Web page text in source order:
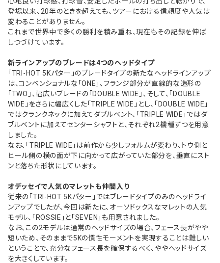
登場以来、20年のときを超えても、ツアーにおける信頼度や人気は
変わることがありません。
これまで世界中で多くの勝利を積み重ね、現在もその記録を伸ば
しつづけています。
新ラインアップのブレードは4つのヘッドタイプ
「TRI-HOT 5Kパター」のブレードタイプの新たなヘッドラインアップ
は、コンベンショナルな「ONE」、フランジ部分が直線的な造形の
「TWO」、幅広いブレードの「DOUBLE WIDE」、そして、「DOUBLE
WIDE」をさらに幅広くした「TRIPLE WIDE」とし、「DOUBLE WIDE」
ではクランクネックに加えてダブルベント、「TRIPLE WIDE」ではダ
ブルベントに加えてセンターシャフトと、それぞれ2機種ずつを用意
しました。
なお、「TRIPLE WIDE」は前作から少しフォルムが変わり、トウ側と
ヒール側の横の面が下に向かって広がっていた部分を、垂直にスト
ンと落ちた形状にしています。
オデッセイで人気のマレットも仲間入り
従来の「TRI-HOT 5Kパター」ではブレードタイプのみのヘッドライ
ンアップでしたが、今回は新たに、オーソドックスなマレットの人気
モデル、「ROSSIE」と「SEVEN」も用意されました。
なお、この2モデルは通常のヘッドサイズの場合、フェース長がやや
短いため、そのままで5Kの慣性モーメントを実現することは難しい
ということで、充分なフェース長を確保するべく、ややヘッドサイズ
を大きくしています。